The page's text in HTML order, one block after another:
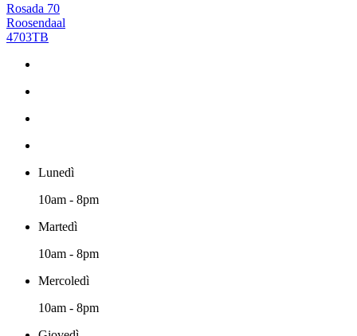
Rosada 70
Roosendaal
4703TB
Lunedì
10am - 8pm
Martedì
10am - 8pm
Mercoledì
10am - 8pm